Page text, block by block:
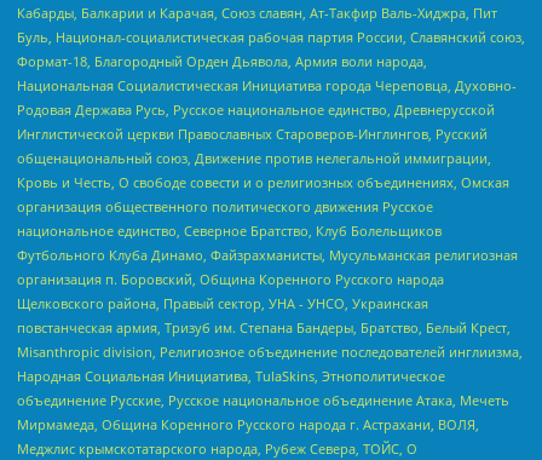
Кабарды, Балкарии и Карачая, Союз славян, Ат-Такфир Валь-Хиджра, Пит
Буль, Национал-социалистическая рабочая партия России, Славянский союз,
Формат-18, Благородный Орден Дьявола, Армия воли народа,
Национальная Социалистическая Инициатива города Череповца, Духовно-
Родовая Держава Русь, Русское национальное единство, Древнерусской
Инглистической церкви Православных Староверов-Инглингов, Русский
общенациональный союз, Движение против нелегальной иммиграции,
Кровь и Честь, О свободе совести и о религиозных объединениях, Омская
организация общественного политического движения Русское
национальное единство, Северное Братство, Клуб Болельщиков
Футбольного Клуба Динамо, Файзрахманисты, Мусульманская религиозная
организация п. Боровский, Община Коренного Русского народа
Щелковского района, Правый сектор, УНА - УНСО, Украинская
повстанческая армия, Тризуб им. Степана Бандеры, Братство, Белый Крест,
Misanthropic division, Религиозное объединение последователей инглиизма,
Народная Социальная Инициатива, TulaSkins, Этнополитическое
объединение Русские, Русское национальное объединение Атака, Мечеть
Мирмамеда, Община Коренного Русского народа г. Астрахани, ВОЛЯ,
Меджлис крымскотатарского народа, Рубеж Севера, ТОЙС, О